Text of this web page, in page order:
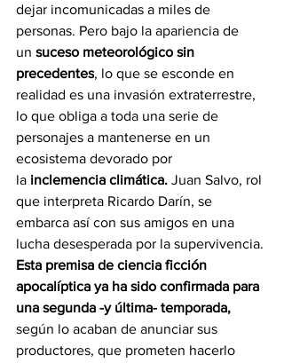
dejar incomunicadas a miles de
personas. Pero bajo la apariencia de
un suceso meteorológico sin
precedentes, lo que se esconde en
realidad es una invasión extraterrestre,
lo que obliga a toda una serie de
personajes a mantenerse en un
ecosistema devorado por
la inclemencia climática. Juan Salvo, rol
que interpreta Ricardo Darín, se
embarca así con sus amigos en una
lucha desesperada por la supervivencia.
Esta premisa de ciencia ficción
apocalíptica ya ha sido confirmada para
una segunda -y última- temporada,
según lo acaban de anunciar sus
productores, que prometen hacerlo